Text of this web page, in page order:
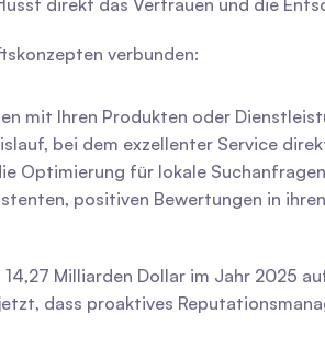
direkt das Vertrauen und die
verbunden:
mit Ihren Produkten oder
bei dem exzellenter Service
Optimierung für lokale
positiven Bewertungen in
Milliarden Dollar im Jahr 2025
dass proaktives